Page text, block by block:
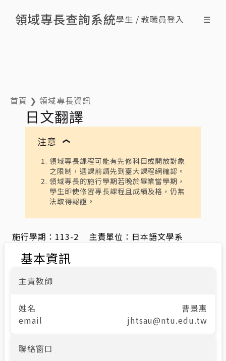
領域專長查詢系統學生 / 教職員登入 ☰
首頁 ❯ 領域專長資訊
日文翻譯
注意 ❯
領域專長課程可能有先修科目或開放對象
之限制，選課前請先到臺大課程網確認。
領域專長的施行學期若晚於畢業當學期，
學生即使修習專長課程且成績及格，仍無
法取得認證。
施行學期： 113-2 主責單位： 日本語文學系
基本資訊
主責教師
姓名
曹景惠
email
jhtsau@ntu.edu.tw
聯絡窗口